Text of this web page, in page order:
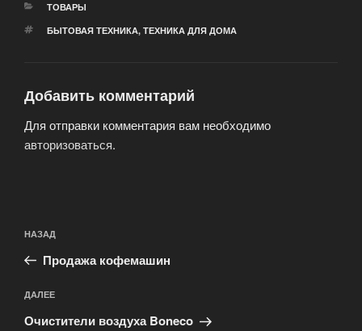
РУБРИКИ
ТОВАРЫ
МЕТКИ
БЫТОВАЯ ТЕХНИКА, ТЕХНИКА ДЛЯ ДОМА
Добавить комментарий
Для отправки комментария вам необходимо
авторизоваться.
по
записям
Предыдущая
запись:
НАЗАД
Продажа кофемашин
Следующая
запись
ДАЛЕЕ
Очистители воздуха Boneco